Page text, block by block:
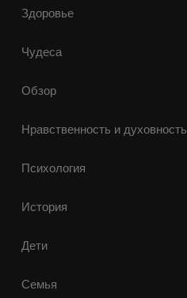
Здоровье
Чудеса
Обзор
Нравственность и духовность
Психология
История
Дети
Семья